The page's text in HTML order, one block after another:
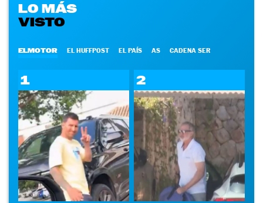
LO MÁS
VISTO
ELMOTOR EL HUFFPOST EL PAÍS AS CADENA SER
1 2